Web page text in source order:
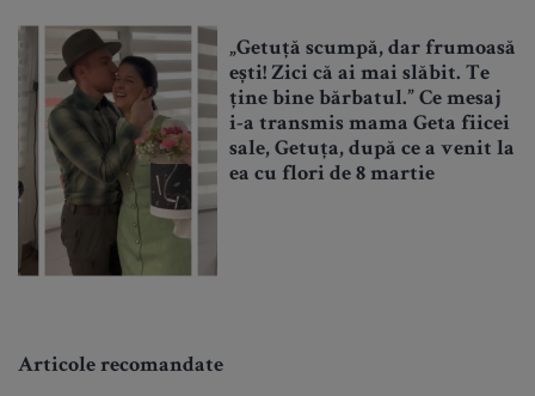
„Getuță scumpă, dar frumoasă
ești! Zici că ai mai slăbit. Te
ține bine bărbatul.” Ce mesaj
i-a transmis mama Geta fiicei
sale, Getuța, după ce a venit la
ea cu flori de 8 martie
Articole recomandate